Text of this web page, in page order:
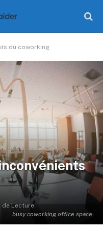
du coworking
busy coworking office space
de Lecture